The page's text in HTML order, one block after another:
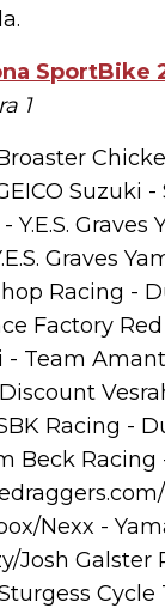
SportBike
1
Suzuki -
Graves
Graves
Racing -
Factory
Team
Racing -
Beck Racing
Nexx -
Josh Galster